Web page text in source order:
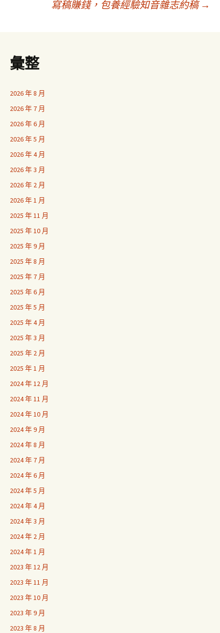
覽
寫稿賺錢，包養經驗知音雜志約稿 →
彙整
2026 年 8 月
2026 年 7 月
2026 年 6 月
2026 年 5 月
2026 年 4 月
2026 年 3 月
2026 年 2 月
2026 年 1 月
2025 年 11 月
2025 年 10 月
2025 年 9 月
2025 年 8 月
2025 年 7 月
2025 年 6 月
2025 年 5 月
2025 年 4 月
2025 年 3 月
2025 年 2 月
2025 年 1 月
2024 年 12 月
2024 年 11 月
2024 年 10 月
2024 年 9 月
2024 年 8 月
2024 年 7 月
2024 年 6 月
2024 年 5 月
2024 年 4 月
2024 年 3 月
2024 年 2 月
2024 年 1 月
2023 年 12 月
2023 年 11 月
2023 年 10 月
2023 年 9 月
2023 年 8 月